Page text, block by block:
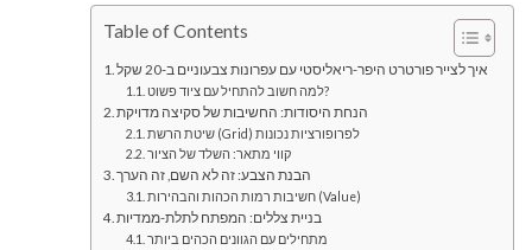
Table of Contents
איך לצייר פורטרט היפר-ריאליסטי עם עפרונות צבעוניים ב-20 שקל
למה חשוב להתחיל עם ציוד פשוט?
הנחת היסודות: החשיבות של סקיצה מדויקת
שיטת הרשת (Grid) לפרופורציות נכונות
קווי מתאר: השלד של הציור
הבנת הצבע: זה לא השם, זה הערך
חשיבות רמות הכהות והבהירות (Value)
בניית צללים: המפתח לתלת-ממדיות
מתחילים עם הגוונים הכהים ביותר